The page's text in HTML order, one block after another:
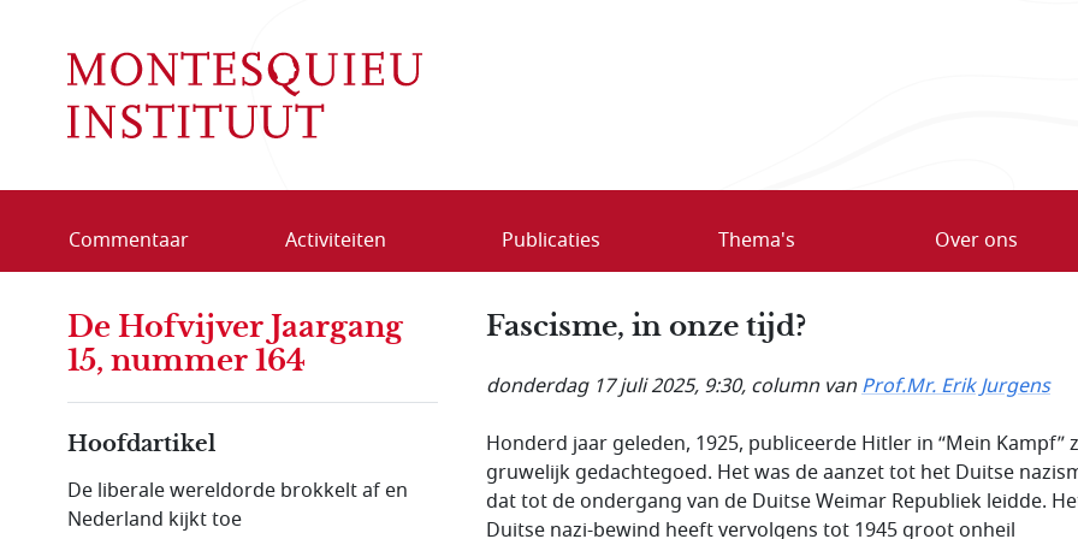
Commentaar Activiteiten Publicaties Thema's Over ons
Fascisme, in onze tijd?
donderdag 17 juli 2025, 9:30, column vanProf.Mr. Erik Jurgens
Honderd jaar geleden, 1925, publiceerde Hitler in “Mein Kampf”
gruwelijk gedachtegoed. Het was de aanzet tot het Duitse
dat tot de ondergang van de Duitse Weimar Republiek leidde.
Duitse nazi-bewind heeft vervolgens tot 1945 groot onheil
De Hofvijver Jaargang
15, nummer 164
Hoofdartikel
De liberale wereldorde brokkelt af en
Nederland kijkt toe